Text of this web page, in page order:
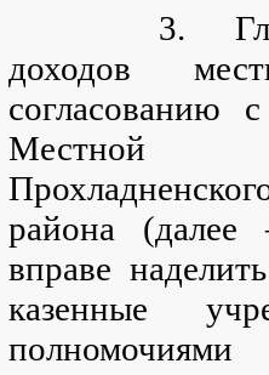
3.
доходов
согласованию
Местной
района
вправе
казенные